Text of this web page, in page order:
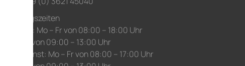
Öffnungszeiten
Service: Mo – Fr von 08:00 – 18:00 Uhr
und Sa von 09:00 – 13:00 Uhr
Teiledienst: Mo – Fr von 08:00 – 17:00 Uhr